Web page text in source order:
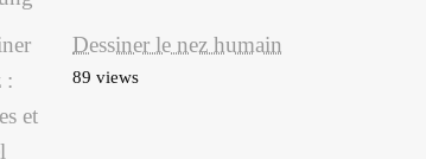
Dessiner le nez humain
89 views